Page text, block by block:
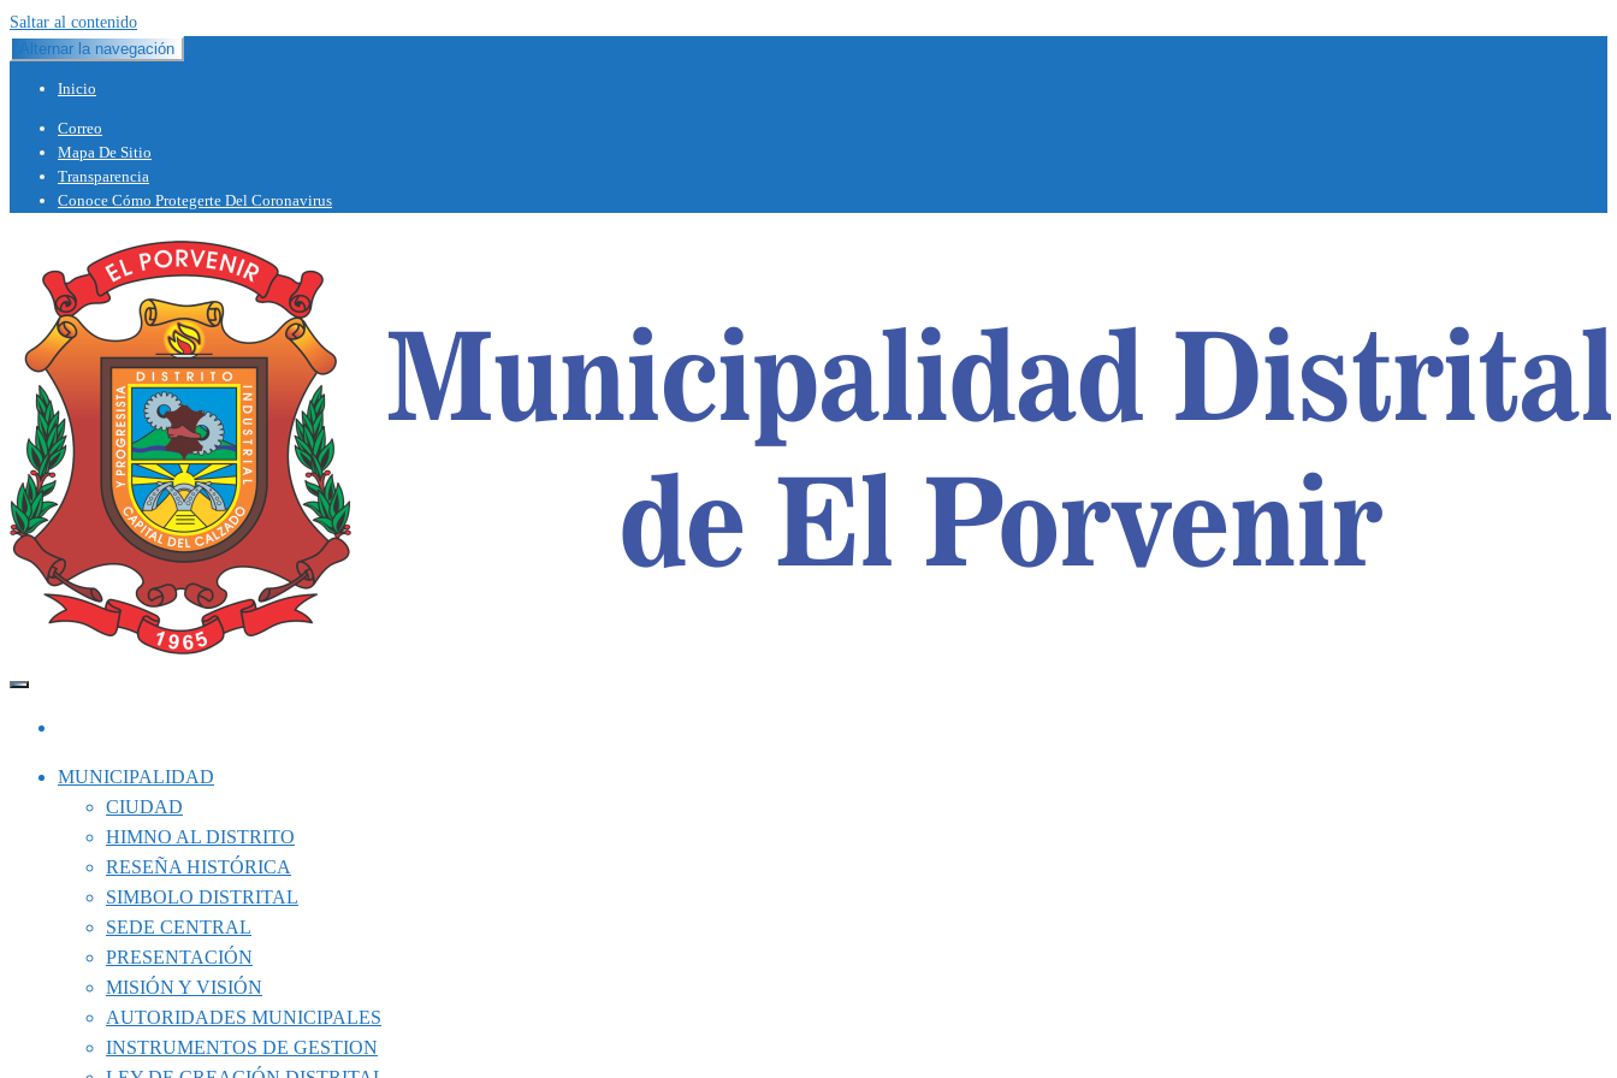
Saltar al contenido
Alternar la navegación
Inicio
Correo
Mapa De Sitio
Transparencia
Conoce Cómo Protegerte Del Coronavirus
Capital del Calzado Peruano
MUNICIPALIDAD
CIUDAD
HIMNO AL DISTRITO
RESEÑA HISTÓRICA
SIMBOLO DISTRITAL
SEDE CENTRAL
PRESENTACIÓN
MISIÓN Y VISIÓN
AUTORIDADES MUNICIPALES
INSTRUMENTOS DE GESTION